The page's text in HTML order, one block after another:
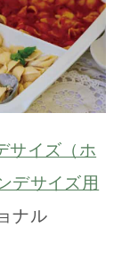
サイズ（ホ
デサイズ用
ナル